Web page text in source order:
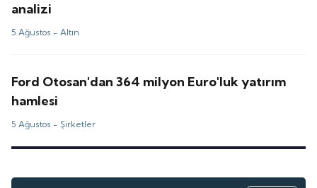
analizi
5 Ağustos -Altın
Ford Otosan'dan 364 milyon Euro'luk yatırım
hamlesi
5 Ağustos -Şirketler